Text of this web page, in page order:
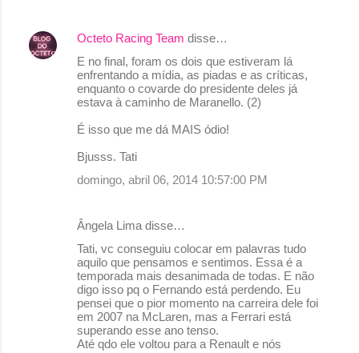
Octeto Racing Team disse…
E no final, foram os dois que estiveram lá
enfrentando a mídia, as piadas e as críticas,
enquanto o covarde do presidente deles já
estava à caminho de Maranello. (2)
É isso que me dá MAIS ódio!
Bjusss. Tati
domingo, abril 06, 2014 10:57:00 PM
Ângela Lima disse…
Tati, vc conseguiu colocar em palavras tudo
aquilo que pensamos e sentimos. Essa é a
temporada mais desanimada de todas. E não
digo isso pq o Fernando está perdendo. Eu
pensei que o pior momento na carreira dele foi
em 2007 na McLaren, mas a Ferrari está
superando esse ano tenso.
Até qdo ele voltou para a Renault e nós